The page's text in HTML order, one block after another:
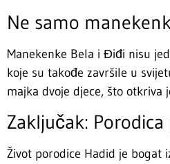
Ne samo
Manekenke Bela i Điđi nisu
koje su takođe završile u
majka dvoje djece, što otkriva
Zaključak:
Život porodice Hadid je bogat